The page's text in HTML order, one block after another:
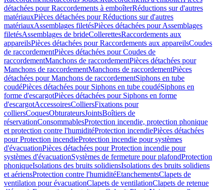
détachées pour Raccordements à emboîterRéductions sur d'autres
matériauxPièces détachées pour Réductions sur d'autres
matériauxAssemblages filetésPièces détachées pour Assemblages
filetésAssemblages de brideCollerettesRaccordements aux
appareilsPièces détachées pour Raccordements aux appareilsCoudes
de raccordementPièces détachées pour Coudes de
raccordementManchons de raccordementPièces détachées pour
Manchons de raccordementManchons de raccordementPièces
détachées pour Manchons de raccordementSiphons en tube
coudéPièces détachées pour Siphons en tube coudéSiphons en
forme d'escargotPièces détachées pour Siphons en forme
d'escargotAccessoiresColliersFixations pour
colliersCoquesObturateursJointsBoîtiers de
réservationConsommablesProtection incendie, protection phonique
et protection contre l'humiditéProtection incendiePièces détachées
pour Protection incendieProtection incendie pour systèmes
d'évacuationPièces détachées pour Protection incendie pour
systèmes d'évacuationSystèmes de fermeture pour plafondProtection
phoniqueIsolations des bruits solidiensIsolations des bruits solidiens
et aériensProtection contre l'humiditéEtanchementsClapets de
ventilation pour évacuationClapets de ventilationClapets de retenue